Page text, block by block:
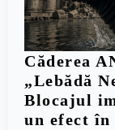
Căderea
„Lebădă
Blocajul
un efect